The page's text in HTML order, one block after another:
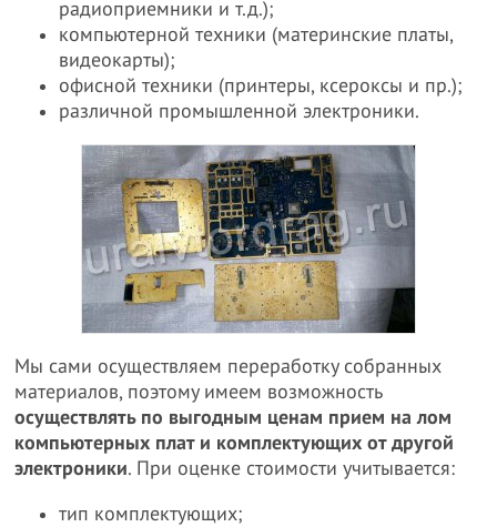
радиоприемники и т.д.);
компьютерной техники (материнские платы,
видеокарты);
офисной техники (принтеры, ксероксы и пр.);
различной промышленной электроники.
Мы сами осуществляем переработку собранных
материалов, поэтому имеем возможность
осуществлять по выгодным ценам прием на лом
компьютерных плат и комплектующих от другой
электроники. При оценке стоимости учитывается:
тип комплектующих;